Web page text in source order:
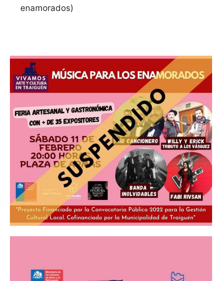
enamorados)